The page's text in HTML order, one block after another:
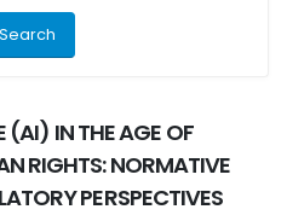
(AI) IN THE AGE OF
RIGHTS: NORMATIVE
PERSPECTIVES